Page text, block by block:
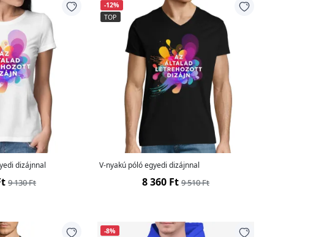
dizájnnal
9 130 Ft
-12%
TOP
V-nyakú póló egyedi dizájnnal
8 360 Ft 9 510 Ft
-8%